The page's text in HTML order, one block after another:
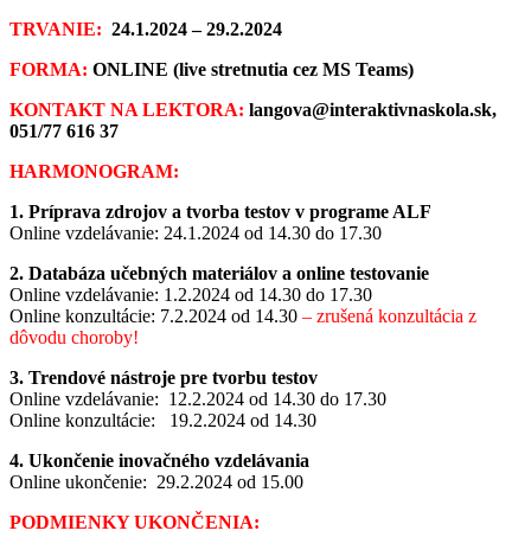
TRVANIE: 24.1.2024 – 29.2.2024
FORMA: ONLINE (live stretnutia cez MS Teams)
KONTAKT NA LEKTORA: langova@interaktivnaskola.sk,
051/77 616 37
HARMONOGRAM:
1. Príprava zdrojov a tvorba testov v programe ALF
Online vzdelávanie: 24.1.2024 od 14.30 do 17.30
2. Databáza učebných materiálov a online testovanie
Online vzdelávanie: 1.2.2024 od 14.30 do 17.30
Online konzultácie: 7.2.2024 od 14.30 – zrušená konzultácia z
dôvodu choroby!
3. Trendové nástroje pre tvorbu testov
Online vzdelávanie: 12.2.2024 od 14.30 do 17.30
Online konzultácie: 19.2.2024 od 14.30
4. Ukončenie inovačného vzdelávania
Online ukončenie: 29.2.2024 od 15.00
PODMIENKY UKONČENIA: